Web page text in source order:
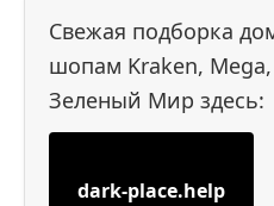
Свежая подборка
шопам Kraken,
Зеленый Мир здесь:
dark-place.help